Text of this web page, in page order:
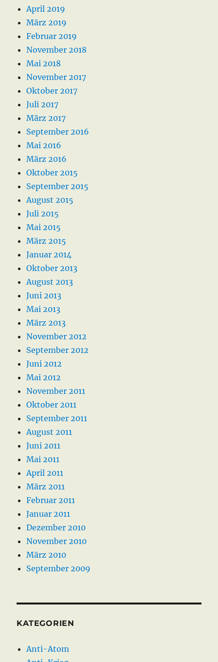
April 2019
März 2019
Februar 2019
November 2018
Mai 2018
November 2017
Oktober 2017
Juli 2017
März 2017
September 2016
Mai 2016
März 2016
Oktober 2015
September 2015
August 2015
Juli 2015
Mai 2015
März 2015
Januar 2014
Oktober 2013
August 2013
Juni 2013
Mai 2013
März 2013
November 2012
September 2012
Juni 2012
Mai 2012
November 2011
Oktober 2011
September 2011
August 2011
Juni 2011
Mai 2011
April 2011
März 2011
Februar 2011
Januar 2011
Dezember 2010
November 2010
März 2010
September 2009
KATEGORIEN
Anti-Atom